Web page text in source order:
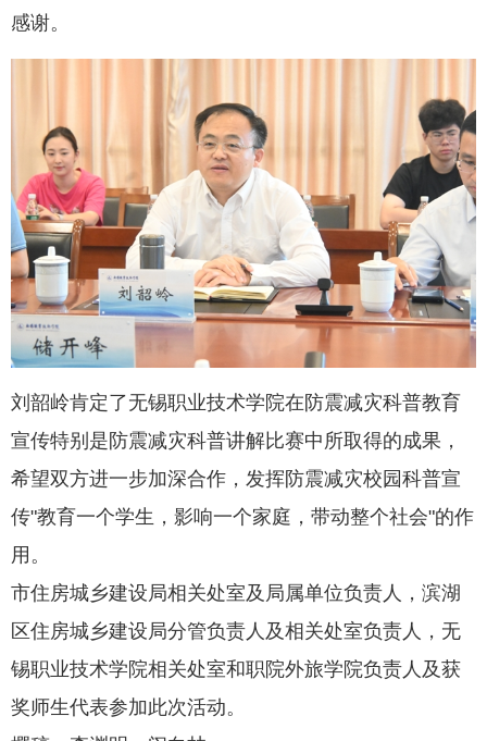
感谢。
刘韶岭肯定了无锡职业技术学院在防震减灾科普教育
宣传特别是防震减灾科普讲解比赛中所取得的成果，
希望双方进一步加深合作，发挥防震减灾校园科普宣
传"教育一个学生，影响一个家庭，带动整个社会"的作
用。
市住房城乡建设局相关处室及局属单位负责人，滨湖
区住房城乡建设局分管负责人及相关处室负责人，无
锡职业技术学院相关处室和职院外旅学院负责人及获
奖师生代表参加此次活动。